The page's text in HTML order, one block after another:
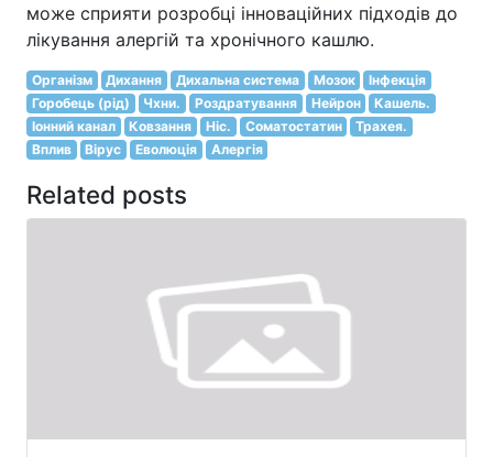
може сприяти розробці інноваційних підходів до
лікування алергій та хронічного кашлю.
Організм Дихання Дихальна система Мозок
Інфекція
Горобець (рід)
Чхни. Роздратування Нейрон
Кашель.
Іонний канал
Ковзання Ніс. Соматостатин
Трахея.
Вплив
Вірус Еволюція Алергія
Related posts